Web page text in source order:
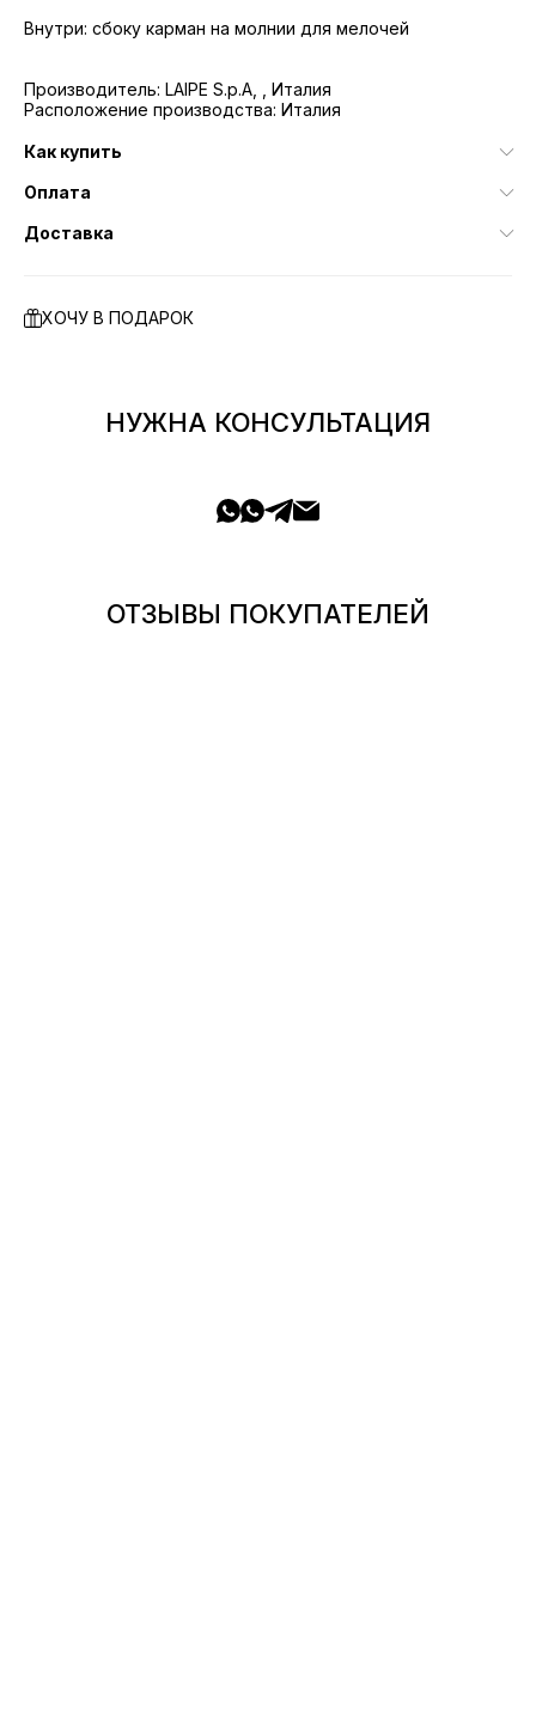
Внутри: сбоку карман на молнии для мелочей
Производитель: LAIPE S.p.A, , Италия
Расположение производства: Италия
Как купить
Оплата
Доставка
ХОЧУ В ПОДАРОК
НУЖНА КОНСУЛЬТАЦИЯ
ОТЗЫВЫ ПОКУПАТЕЛЕЙ